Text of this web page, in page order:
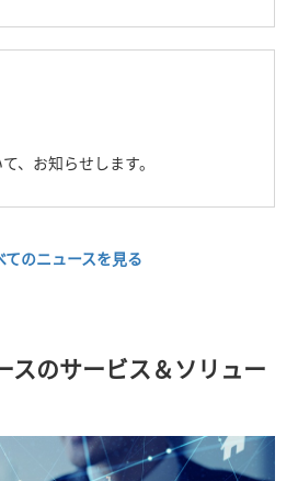
、お知らせします。
てのニュースを見る
スのサービス＆ソリュー